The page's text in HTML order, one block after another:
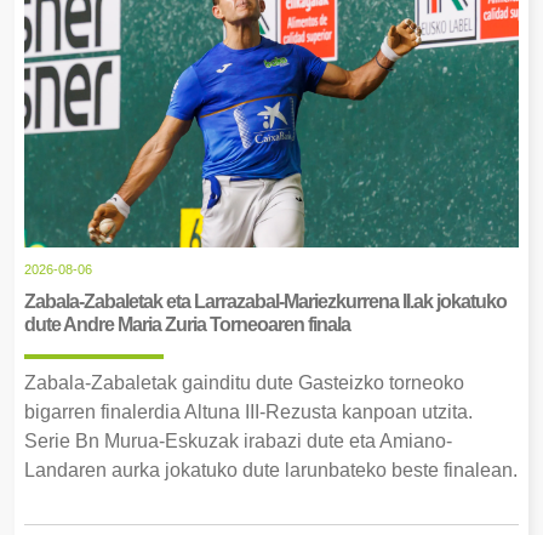
2026-08-06
Zabala-Zabaletak eta Larrazabal-Mariezkurrena II.ak jokatuko
dute Andre Maria Zuria Torneoaren finala
Zabala-Zabaletak gainditu dute Gasteizko torneoko
bigarren finalerdia Altuna III-Rezusta kanpoan utzita.
Serie Bn Murua-Eskuzak irabazi dute eta Amiano-
Landaren aurka jokatuko dute larunbateko beste finalean.